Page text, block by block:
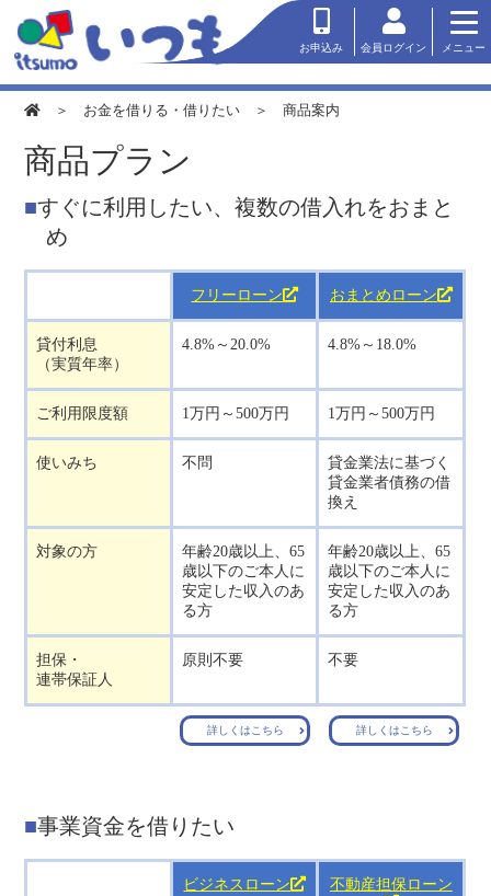
メニュー
お申込み 会員ログイン
＞ お金を借りる・借りたい ＞ 商品案内
商品プラン
すぐに利用したい、複数の借入れをおまと
め
フリーローン おまとめローン
貸付利息
（実質年率）
4.8%～20.0% 4.8%～18.0%
ご利用限度額 1万円～500万円 1万円～500万円
使いみち 不問
貸金業法に基づく
貸金業者債務の借
換え
対象の方
年齢20歳以上、65
歳以下のご本人に
安定した収入のあ
る方
年齢20歳以上、65
歳以下のご本人に
安定した収入のあ
る方
担保・
連帯保証人
原則不要 不要
詳しくはこちら 詳しくはこちら
事業資金を借りたい
ビジネスローン 不動産担保ローン